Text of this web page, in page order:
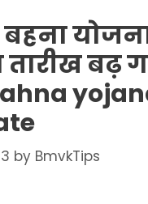
बढ़
by BmvkTips